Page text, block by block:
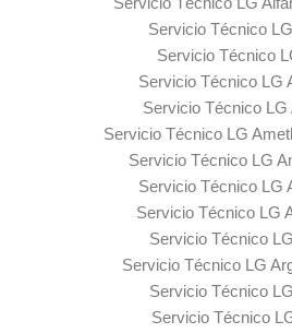
Servicio Técnico
Servicio Técnico
Servicio Técnico LG
Servicio Técnico LG
Servicio Técnico LG
Servicio Técnico LG
Servicio Técnico LG
Servicio Técnico LG
Servicio Técnico
Servicio Técnico LG
Servicio Técnico
Servicio Técnico